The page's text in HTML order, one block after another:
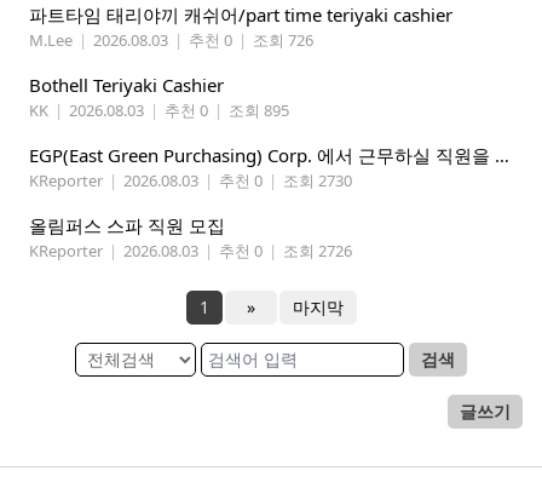
파트타임 태리야끼 캐쉬어/part time teriyaki cashier
M.Lee | 2026.08.03 | 추천 0 | 조회 726
Bothell Teriyaki Cashier
KK | 2026.08.03 | 추천 0 | 조회 895
EGP(East Green Purchasing) Corp. 에서 근무하실 직원을 아래와 같이 모집합니다.
KReporter | 2026.08.03 | 추천 0 | 조회 2730
올림퍼스 스파 직원 모집
KReporter | 2026.08.03 | 추천 0 | 조회 2726
1 » 마지막
검색
글쓰기